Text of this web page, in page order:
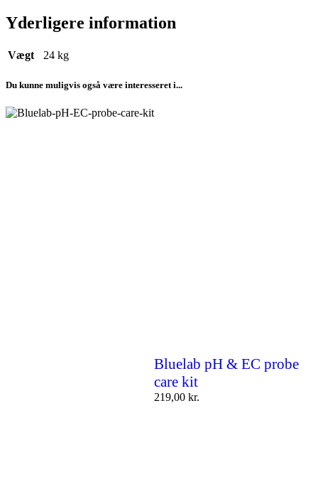
Yderligere information
Vægt 24 kg
Du kunne muligvis også være interesseret i...
Bluelab pH & EC probe
care kit
219,00 kr.